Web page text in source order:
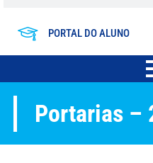
PORTAL DO ALUNO
Portarias –